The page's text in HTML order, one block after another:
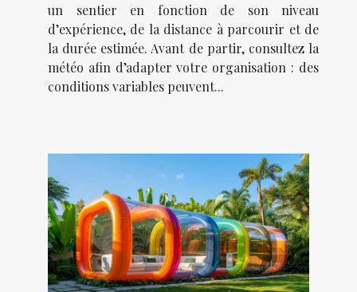
un sentier en fonction de son niveau
d’expérience, de la distance à parcourir et de
la durée estimée. Avant de partir, consultez la
météo afin d’adapter votre organisation : des
conditions variables peuvent...